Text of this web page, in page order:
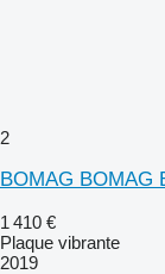
2
BOMAG BOMAG
1 410 €
Plaque vibrante
2019